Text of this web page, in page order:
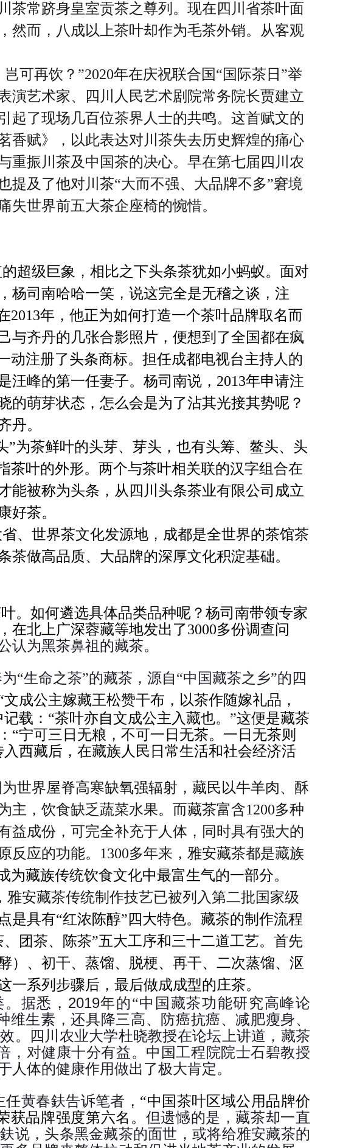
茶常跻身皇室贡茶之尊列。现在四川省茶叶面
然而，八成以上茶叶却作为毛茶外销。从客观
可再饮？”2020年在庆祝联合国“国际茶日”举
演艺术家、四川人民艺术剧院常务院长贾建立
起了现场几百位茶界人士的共鸣。这首赋文的
香赋》，以此表达对川茶失去历史辉煌的痛心
重振川茶及中国茶的决心。早在第七届四川农
提及了他对川茶“大而不强、大品牌不多”窘境
失世界前五大茶企座椅的惋惜。
超级巨象，相比之下头条茶犹如小蚂蚁。面对
杨司南哈哈一笑，说这完全是无稽之谈，注
2013年，他正为如何打造一个茶叶品牌取名而
与齐丹的几张合影照片，便想到了全国都在疯
动注册了头条商标。担任成都电视台主持人的
汪峰的第一任妻子。杨司南说，2013年申请注
的萌芽状态，怎么会是为了沾其光接其势呢？
丹。
”为茶鲜叶的头芽、芽头，也有头筹、鳌头、头
茶叶的外形。两个与茶叶相关联的汉字组合在
能被称为头条，从四川头条茶业有限公司成立
好茶。
、世界茶文化发源地，成都是全世界的茶馆茶
做高品质、大品牌的深厚文化积淀基础。
。如何遴选具体品类品种呢？杨司南带领专家
在北上广深蓉藏等地发出了3000多份调查问
认为黑茶鼻祖的藏茶。
“生命之茶”的藏茶，源自“中国藏茶之乡”的四
文成公主嫁藏王松赞干布，以茶作随嫁礼品，
载：“茶叶亦自文成公主入藏也。”这便是藏茶
“宁可三日无粮，不可一日无茶。一日无茶则
西藏后，在藏族人民日常生活和社会经济活
世界屋脊高寒缺氧强辐射，藏民以牛羊肉、酥
主， 饮食缺乏蔬菜水果。而藏茶富含1200多种
益成份，可完全补充于人体，同时具有强大的
反应的功能。1300多年来，雅安藏茶都是藏族
为藏族传统饮食文化中最富生气的一部分。
雅安藏茶传统制作技艺已被列入第二批国家级
是具有“红浓陈醇”四大特色。藏茶的制作流程
团茶、陈茶”五大工序和三十二道工艺。首先
）、初干、蒸馏、脱梗、再干、二次蒸馏、沤
系列步骤后，最后做成成型的庄茶。
据悉， 2019年的“中国藏茶功能研究高峰论
生素，还具降三高、防癌抗癌、减肥瘦身、
。四川农业大学杜晓教授在论坛上讲道，藏茶
，对健康十分有益。中国工程院院士石碧教授
人体的健康作用做出了极大肯定。
黄春鈇告诉笔者， “中国茶叶区域公用品牌价
获品牌强度第六名。 但遗憾的是，藏茶却一直
说，头条黑金藏茶的面世，或将给雅安藏茶的